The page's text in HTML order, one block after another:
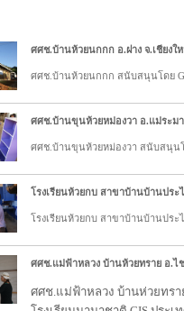
ศศช.บ้านห้วยนกกก อ.ฝาง จ.เชียงใ
ศศช.บ้านห้วยนกกก สนับสนุนโดย
ศศช.บ้านขุนห้วยหม่องวา อ.แม่ระม
ศศช.บ้านขุนห้วยหม่องวา สนับสนุนโ
โรงเรียนห้วยกบ สาขาบ้านบ้านประ
โรงเรียนห้วยกบ สาขาบ้านบ้านประ
ศศช.แม่ฟ้าหลวง บ้านห้วยทราย อ.ไ
ศศช.แม่ฟ้าหลวง บ้านห่วยทรา